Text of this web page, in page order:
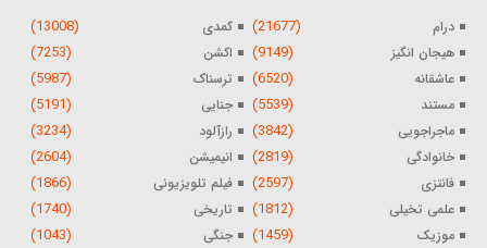
درام (21677) کمدی (13008)
هیجان انگیز (9149) اکشن (7253)
عاشقانه (6520) ترسناک (5987)
مستند (5539) جنایی (5191)
ماجراجویی (3842) رازآلود (3234)
خانوادگی (2819) انیمیشن (2604)
فانتزی (2597) فیلم تلویزیونی (1866)
علمی تخیلی (1812) تاریخی (1740)
موزیک (1459) جنگی (1043)